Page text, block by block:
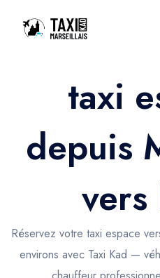
Accueil
Nos services
Nos services
Trajet Gare SNCF
Trajet Port croisière
Trajet Séminaire
Taxis aéroport
Réservation
Actualités &
taxi
depuis
Réservez votre taxi espace
environs avec Taxi Kad —